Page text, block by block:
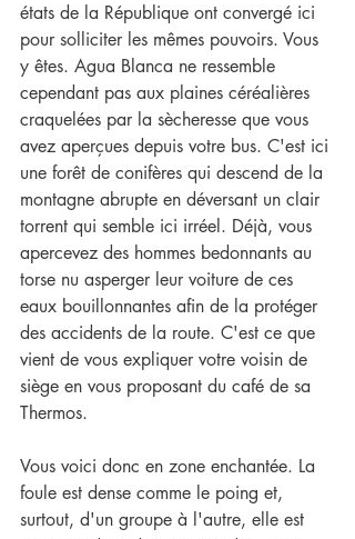
états de la République ont convergé ici
pour solliciter les mêmes pouvoirs. Vous
y êtes. Agua Blanca ne ressemble
cependant pas aux plaines céréalières
craquelées par la sècheresse que vous
avez aperçues depuis votre bus. C'est ici
une forêt de conifères qui descend de la
montagne abrupte en déversant un clair
torrent qui semble ici irréel. Déjà, vous
apercevez des hommes bedonnants au
torse nu asperger leur voiture de ces
eaux bouillonnantes afin de la protéger
des accidents de la route. C'est ce que
vient de vous expliquer votre voisin de
siège en vous proposant du café de sa
Thermos.
Vous voici donc en zone enchantée. La
foule est dense comme le poing et,
surtout, d'un groupe à l'autre, elle est